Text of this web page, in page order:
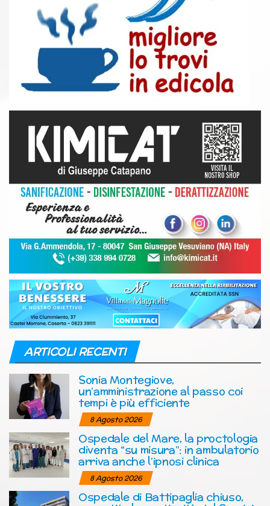
ARTICOLI RECENTI
Sonia Montegiove,
un’amministrazione al passo coi
tempi è più efficiente
8 Agosto 2026
Ospedale del Mare, la proctologia
diventa “su misura”: in ambulatorio
arriva anche l’ipnosi clinica
8 Agosto 2026
Ospedale di Battipaglia chiuso,